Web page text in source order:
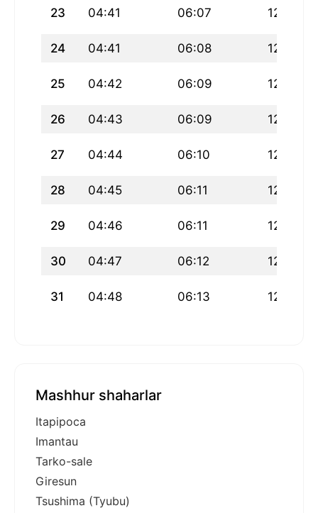
23 04:41 06:07 12:41
24 04:41 06:08 12:41
25 04:42 06:09 12:40
26 04:43 06:09 12:40
27 04:44 06:10 12:40
28 04:45 06:11 12:39
29 04:46 06:11 12:39
30 04:47 06:12 12:39
31 04:48 06:13 12:38
Mashhur shaharlar
Itapipoca
Imantau
Tarko-sale
Giresun
Tsushima (Tyubu)